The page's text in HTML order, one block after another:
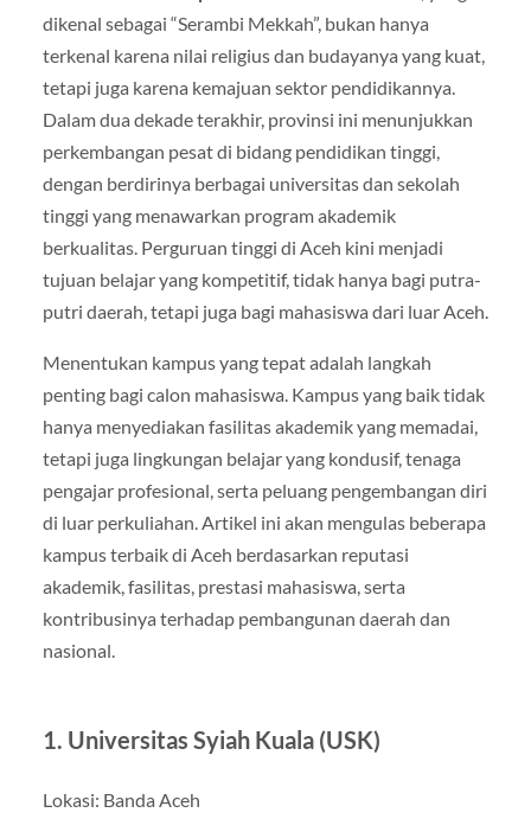
dikenal sebagai “Serambi Mekkah”, bukan hanya
terkenal karena nilai religius dan budayanya yang kuat,
tetapi juga karena kemajuan sektor pendidikannya.
Dalam dua dekade terakhir, provinsi ini menunjukkan
perkembangan pesat di bidang pendidikan tinggi,
dengan berdirinya berbagai universitas dan sekolah
tinggi yang menawarkan program akademik
berkualitas. Perguruan tinggi di Aceh kini menjadi
tujuan belajar yang kompetitif, tidak hanya bagi putra-
putri daerah, tetapi juga bagi mahasiswa dari luar Aceh.
Menentukan kampus yang tepat adalah langkah
penting bagi calon mahasiswa. Kampus yang baik tidak
hanya menyediakan fasilitas akademik yang memadai,
tetapi juga lingkungan belajar yang kondusif, tenaga
pengajar profesional, serta peluang pengembangan diri
di luar perkuliahan. Artikel ini akan mengulas beberapa
kampus terbaik di Aceh berdasarkan reputasi
akademik, fasilitas, prestasi mahasiswa, serta
kontribusinya terhadap pembangunan daerah dan
nasional.
1. Universitas Syiah Kuala (USK)
Lokasi: Banda Aceh